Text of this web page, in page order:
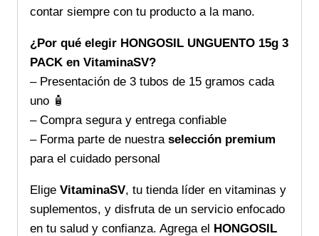
contar siempre con tu producto a la mano.
¿Por qué elegir HONGOSIL UNGUENTO 15g 3
PACK en VitaminaSV?
– Presentación de 3 tubos de 15 gramos cada
uno 🧴
– Compra segura y entrega confiable
– Forma parte de nuestra selección premium
para el cuidado personal
Elige VitaminaSV, tu tienda líder en vitaminas y
suplementos, y disfruta de un servicio enfocado
en tu salud y confianza. Agrega el HONGOSIL